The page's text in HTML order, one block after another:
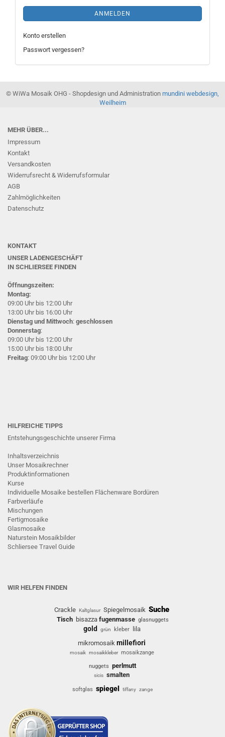
ANMELDEN
Konto erstellen
Passwort vergessen?
© WiWa Mosaik OHG - Shopdesign und Administration mundini webdesign,
Weilheim
MEHR ÜBER...
Impressum
Kontakt
Versandkosten
Widerrufsrecht & Widerrufsformular
AGB
Zahlmöglichkeiten
Datenschutz
KONTAKT
UNSER LADENGESCHÄFT
IN SCHLIERSEE FINDEN
Öffnungszeiten:
Montag:
09:00 Uhr bis 12:00 Uhr
13:00 Uhr bis 16:00 Uhr
Dienstag und Mittwoch: geschlossen
Donnerstag:
09:00 Uhr bis 12:00 Uhr
15:00 Uhr bis 18:00 Uhr
Freitag: 09:00 Uhr bis 12:00 Uhr
HILFREICHE TIPPS
Entstehungsgeschichte unserer Firma
Inhaltsverzeichnis
Unser Mosaikrechner
Produktinformationen
Kurse
Individuelle Mosaike bestellen Flächenware Bordüren
Farbverläufe
Mischungen
Fertigmosaike
G lasmosaike
Naturstein Mosaikbilder
Schliersee Travel Guide
WIR HELFEN FINDEN
Crackle Kaltglasur Spiegelmosaik Suche
Tisch bisazza fugenmasse glasnuggets
gold grün kleber
lila
mikromosaik millefiori
mosaik mosaikkleber mosaikzange
nuggets perlmutt
sicis smalten
softglas spiegel tiffany zange